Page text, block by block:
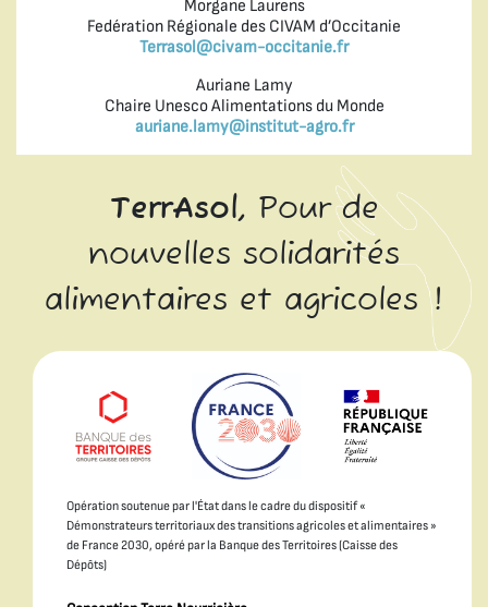
Morgane Laurens
Fedération Régionale des CIVAM d’Occitanie
Terrasol@civam-occitanie.fr
Auriane Lamy
Chaire Unesco Alimentations du Monde
auriane.lamy@institut-agro.fr
TerrAsol, Pour de
nouvelles solidarités
alimentaires et agricoles !
Opération soutenue par l'État dans le cadre du dispositif «
Démonstrateurs territoriaux des transitions agricoles et alimentaires »
de France 2030, opéré par la Banque des Territoires (Caisse des
Dépôts)